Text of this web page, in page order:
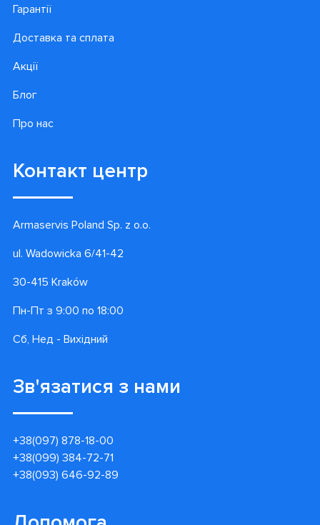
Гарантії
Доставка та сплата
Акції
Блог
Про нас
Контакт центр
Armaservis Poland Sp. z o.o.
ul. Wadowicka 6/41-42
30-415 Kraków
Пн-Пт з 9:00 по 18:00
Сб, Нед - Вихідний
Зв'язатися з нами
+38(097) 878-18-00
+38(099) 384-72-71
+38(093) 646-92-89